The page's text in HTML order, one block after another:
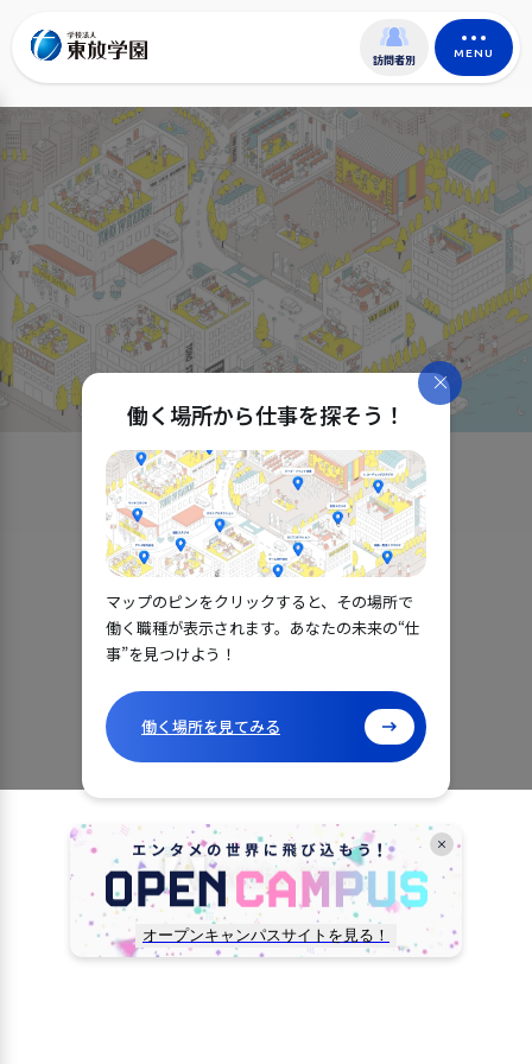
訪問者別 MENU
働く場所から仕事を探そう！
マップのピンをクリックすると、その場所で
働く職種が表示されます。あなたの未来の“仕
事”を見つけよう！
働く場所を見てみる
オープンキャンパスサイトを見る！